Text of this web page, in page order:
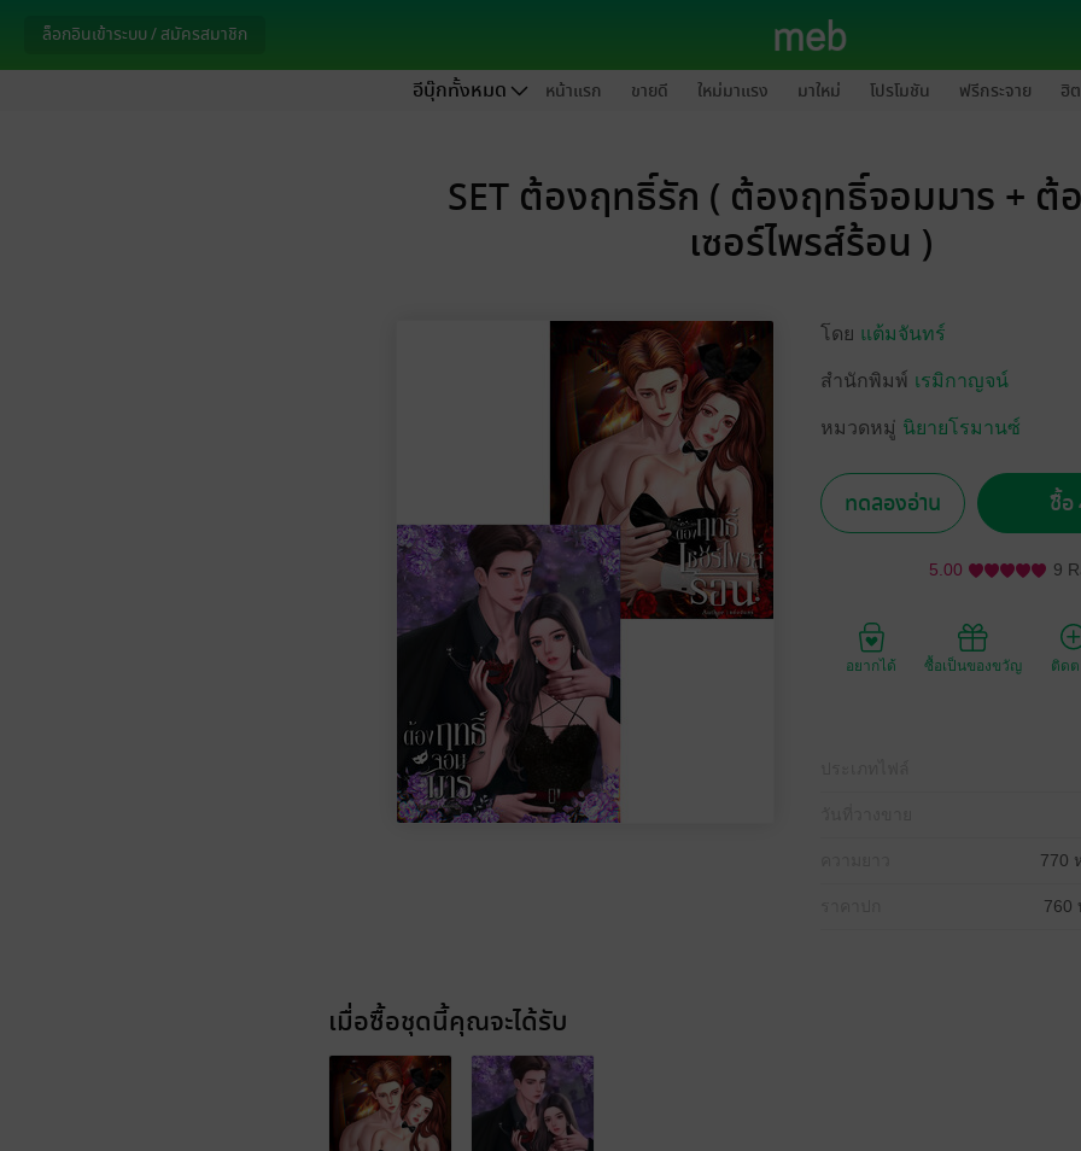
ล็อกอินเข้าระบบ / สมัครสมาชิก
อีบุ๊กทั้งหมด หน้าแรก ขายดี ใหม่มาแรง มาใหม่ โปรโมชัน ฟรีกระจาย ฮิ
SET ต้องฤทธิ์รัก ( ต้องฤทธิ์จอมมาร + ต้
เซอร์ไพรส์ร้อน )
โดย แต้มจันทร์
สำนักพิมพ์ เรมิกาญจน์
หมวดหมู่ นิยายโรมานซ์
ทดลองอ่าน ซื้อ
5.00 9
อยากได้ ซื้อเป็นของขวัญ ติด
770
760
เมื่อซื้อชุดนี้คุณจะได้รับ